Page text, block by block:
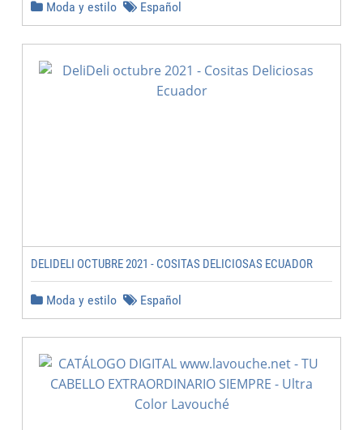
Moda y estilo Español
DELIDELI OCTUBRE 2021 - COSITAS DELICIOSAS ECUADOR
Moda y estilo Español